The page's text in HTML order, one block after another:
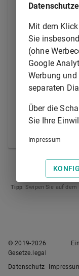
Mitangeklagte,
auf Strafe
und Sicherung
Auslagen als
durch die
eines
die einstweilige
Auslagen, die
ausschließlich
Tipp: Swipen Sie auf
© 2019-2026
Gesetze.legal
Datenschutz
Mit dem
Sie
(ohne
Google
Werbung
separaten
Über die
Sie Ihre
Impressum